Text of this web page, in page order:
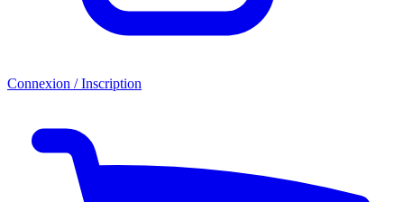
Connexion / Inscription